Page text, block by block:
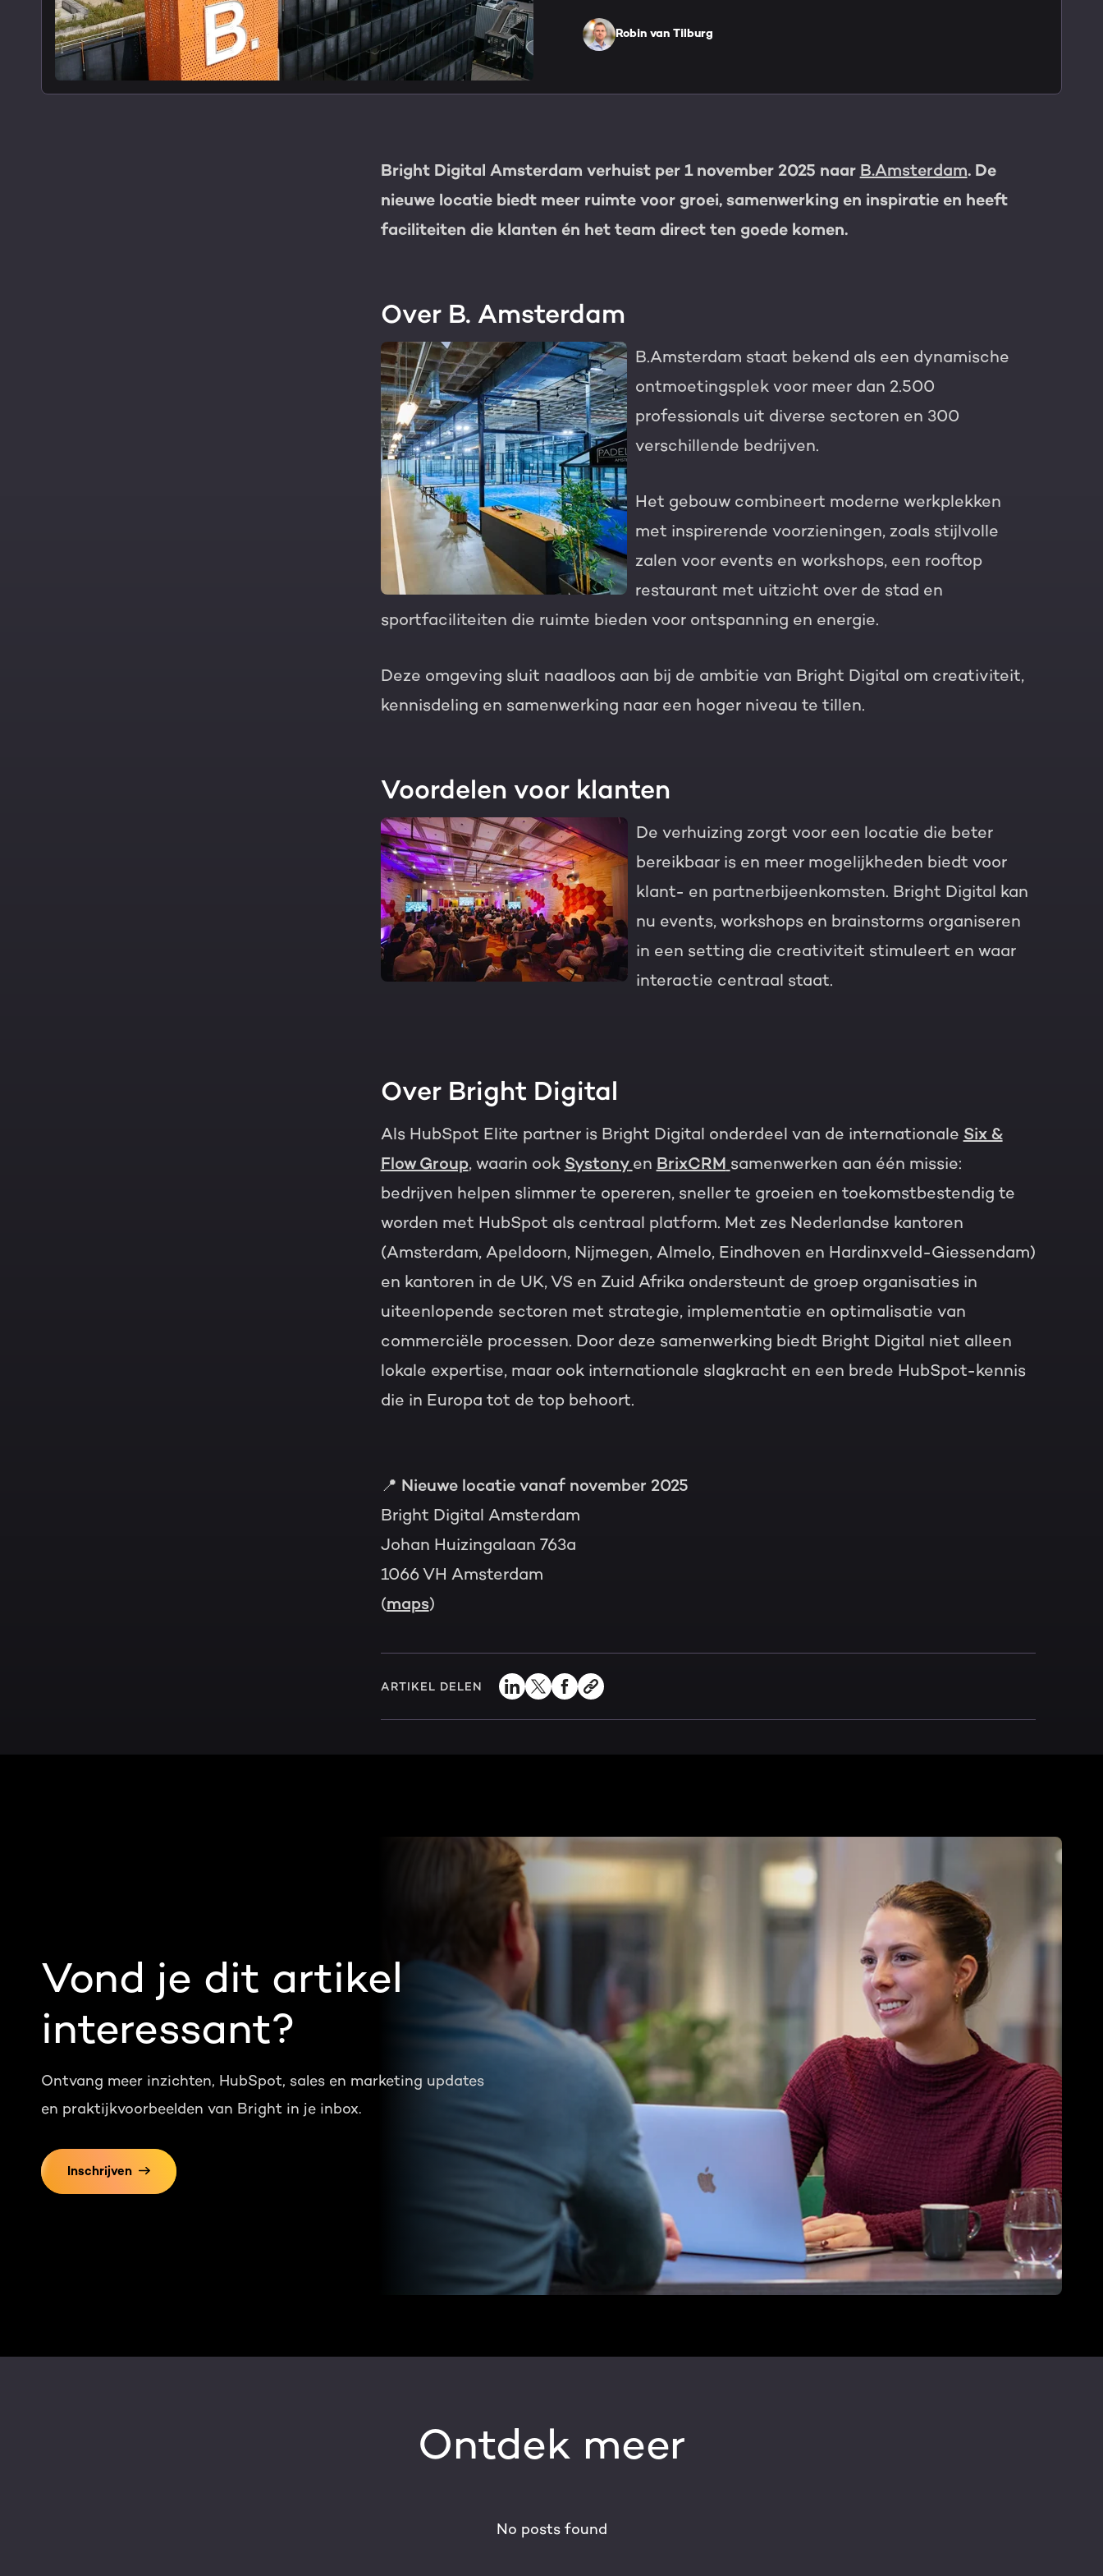
HubSpot maatwerk
Digital marketing
Marketing automation
AI services
WEBSITE SERVICES
HubSpot websites
Modules & templates
Membership portals
Growth-driven design
Team
HubSpot partner
Awards
Blog
Kennisbank
Haal alles uit je HubSpot licentie
Gratis portal scan
Nederlands
Robin van Tilburg
Bright Digital Amsterdam verhuist per 1 november 2025 naar B.Amsterdam. De
nieuwe locatie biedt meer ruimte voor groei, samenwerking en inspiratie en heeft
faciliteiten die klanten én het team direct ten goede komen.
Over B. Amsterdam
B.Amsterdam staat bekend als een dynamische
ontmoetingsplek voor meer dan 2.500
professionals uit diverse sectoren en 300
verschillende bedrijven.
Het gebouw combineert moderne werkplekken
met inspirerende voorzieningen, zoals stijlvolle
zalen voor events en workshops, een rooftop
restaurant met uitzicht over de stad en
sportfaciliteiten die ruimte bieden voor ontspanning en energie.
Deze omgeving sluit naadloos aan bij de ambitie van Bright Digital om creativiteit,
kennisdeling en samenwerking naar een hoger niveau te tillen.
Voordelen voor klanten
De verhuizing zorgt voor een locatie die beter
bereikbaar is en meer mogelijkheden biedt voor
klant- en partnerbijeenkomsten. Bright Digital kan
nu events, workshops en brainstorms organiseren
in een setting die creativiteit stimuleert en waar
interactie centraal staat.
Over Bright Digital
Als HubSpot Elite partner is Bright Digital onderdeel van de internationale Six &
Flow Group, waarin ook Systony en BrixCRM samenwerken aan één missie:
bedrijven helpen slimmer te opereren, sneller te groeien en toekomstbestendig te
worden met HubSpot als centraal platform. Met zes Nederlandse kantoren
(Amsterdam, Apeldoorn, Nijmegen, Almelo, Eindhoven en Hardinxveld-Giessendam)
en kantoren in de UK, VS en Zuid Afrika ondersteunt de groep organisaties in
uiteenlopende sectoren met strategie, implementatie en optimalisatie van
commerciële processen. Door deze samenwerking biedt Bright Digital niet alleen
lokale expertise, maar ook internationale slagkracht en een brede HubSpot-kennis
die in Europa tot de top behoort.
📍 Nieuwe locatie vanaf november 2025
Bright Digital Amsterdam
Johan Huizingalaan 763a
1066 VH Amsterdam
(maps)
ARTIKEL DELEN
Vond je dit artikel
interessant?
Ontvang meer inzichten, HubSpot, sales en marketing updates
en praktijkvoorbeelden van Bright in je inbox.
Inschrijven
Ontdek meer
No posts found